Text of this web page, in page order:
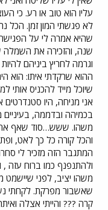
עליו הוא טוב או רע. כי
לא פגשתי המון זמן. הכל
שהיא אמרה לי על הפגישה
שנה, והזכירה את
וגרמה לחריץ ביניהם
ההוא שרקדתי איתו: הוא
שיוכל מייד להכניס אותי
אני מניחה, היו
בכמיהה ובדממה,
משהו. ששש…סוד שאף
והכל קורה כל כך לאט,
המתגבר הזה מזכיר לי
ולהתנפנף כמו ברוח
משהו יציב, לפני שיישמט
שאשבור מפרקת. לקחתי
קרה ??? והייתי אצלה